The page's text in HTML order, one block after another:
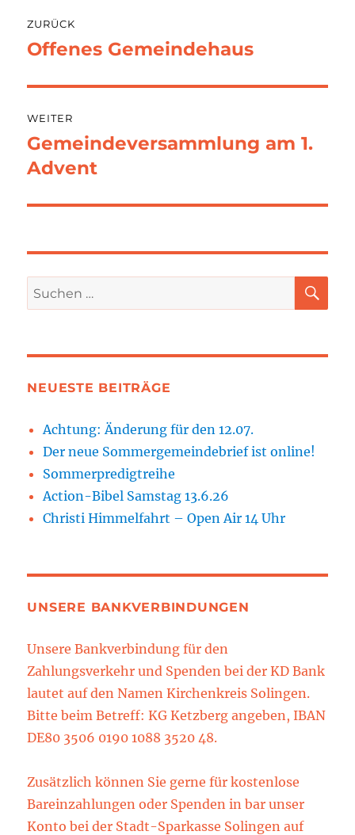
ZURÜCK
Vorheriger
Offenes Gemeindehaus
WEITER
Nächster
Beitrag:
Gemeindeversammlung am 1.
Advent
Suchen
nach:
NEUESTE BEITRÄGE
Achtung: Änderung für den 12.07.
Der neue Sommergemeindebrief ist online!
Sommerpredigtreihe
Action-Bibel Samstag 13.6.26
Christi Himmelfahrt – Open Air 14 Uhr
UNSERE BANKVERBINDUNGEN
Unsere Bankverbindung für den
Zahlungsverkehr und Spenden bei der KD Bank
lautet auf den Namen Kirchenkreis Solingen.
Bitte beim Betreff: KG Ketzberg angeben, IBAN
DE80 3506 0190 1088 3520 48.
Zusätzlich können Sie gerne für kostenlose
Bareinzahlungen oder Spenden in bar unser
Konto bei der Stadt-Sparkasse Solingen auf